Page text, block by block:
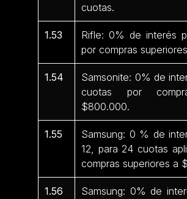
cuotas.
1.53
Rifle: 0% de interés
por compras
1.54
Samsonite: 0% de
cuotas por
$800.000.
1.55
Samsung: 0 % de
12, para 24 cuotas
compras superiores a
1.56
Samsung: 0% de